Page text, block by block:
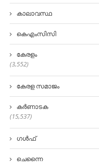
കാലാവസ്ഥ
കെഎംസിസി
കേരളം
(3,552)
കേരള സമാജം
കർണാടക
(15,537)
ഗൾഫ്
ചെന്നൈ